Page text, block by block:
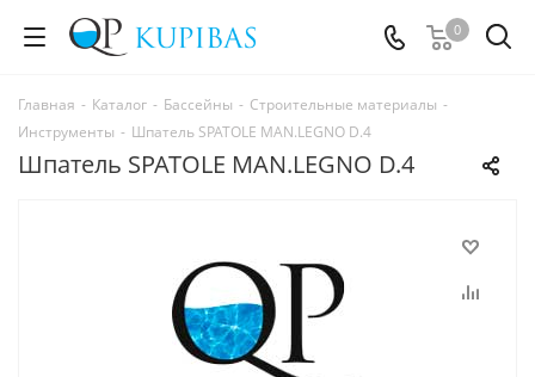
0
Главная - Каталог - Бассейны - Строительные материалы -
Инструменты - Шпатель SPATOLE MAN.LEGNO D.4
Шпатель SPATOLE MAN.LEGNO D.4